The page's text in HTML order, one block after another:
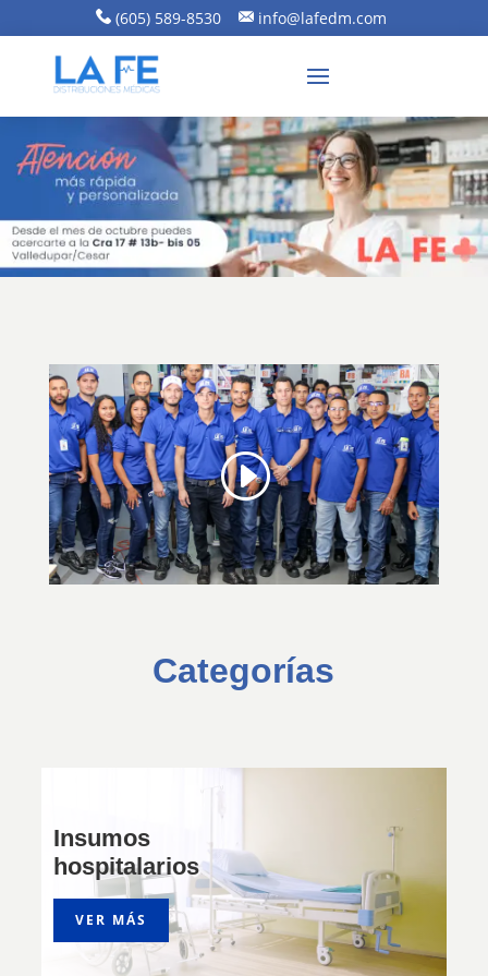
(605) 589-8530 info@lafedm.com
Categorías
Insumos
hospitalarios
VER MÁS